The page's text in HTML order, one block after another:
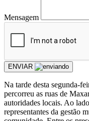
Mensagem
ENVIAR
Na tarde desta segunda-
percorreu as ruas de
autoridades locais. Ao
representantes da gestão